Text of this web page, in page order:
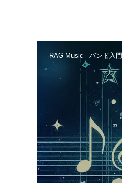
RAG Music - バンド入門